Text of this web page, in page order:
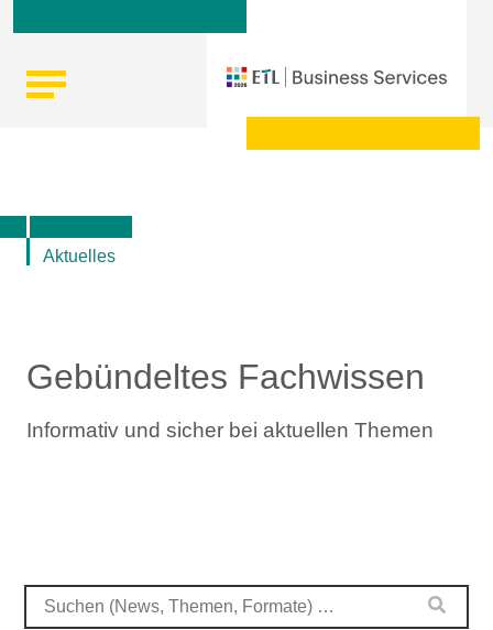
Skip
content
und Recht
Aktuelles
Gebündeltes Fachwissen
Informativ und sicher bei aktuellen Themen